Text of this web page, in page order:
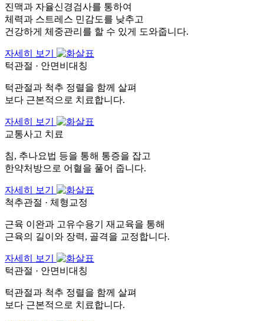
진맥과 자율신경검사를 통하여
체력과 스트레스 민감도를 낮추고
건강하게 체중관리를 할 수 있게 도와줍니다.
자세히 보기
턱관절 · 안면비대칭
턱관절과 척추 정렬을 함께 살펴
보다 근본적으로 치료합니다.
자세히 보기
교통사고 치료
침, 추나요법 등을 통해 통증을 잡고
한약처방으로 어혈을 풀어 줍니다.
자세히 보기
척추관절 · 체형교정
근육 이완과 고유수용기 재교육을 통해
근육의 길이와 장력, 골격을 교정합니다.
자세히 보기
턱관절 · 안면비대칭
턱관절과 척추 정렬을 함께 살펴
보다 근본적으로 치료합니다.